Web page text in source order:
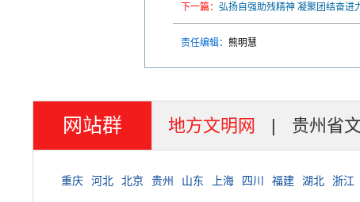
下一篇： 弘扬自强助残精神 凝聚团结奋
责任编辑： 熊明慧
网站群 地方文明网 | 贵州省
重庆 河北 北京 贵州 山东 上海 四川 福建 湖北 浙江